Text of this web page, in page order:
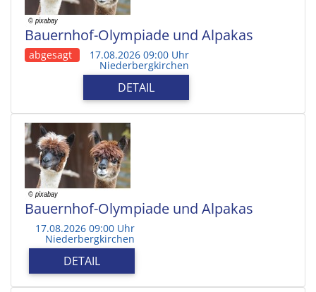
Bauernhof-Olympiade und Alpakas
abgesagt 17.08.2026 09:00 Uhr
Niederbergkirchen
DETAIL
Bauernhof-Olympiade und Alpakas
17.08.2026 09:00 Uhr
Niederbergkirchen
DETAIL